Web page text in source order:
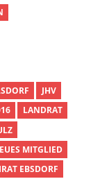
JHV
LANDRAT
MITGLIED
EBSDORF